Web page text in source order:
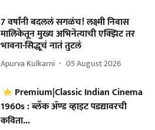
7 वर्षांनी बदललं सगळंच! लक्ष्मी निवास
मालिकेतून मुख्य अभिनेत्याची एक्झिट तर
भावना-सिद्धूचं नातं तुटलं
Apurva Kulkarni 05 August 2026
Premium|Classic Indian Cinema
1960s : ब्लॅक ॲण्ड व्हाइट पडद्यावरची
कविता...